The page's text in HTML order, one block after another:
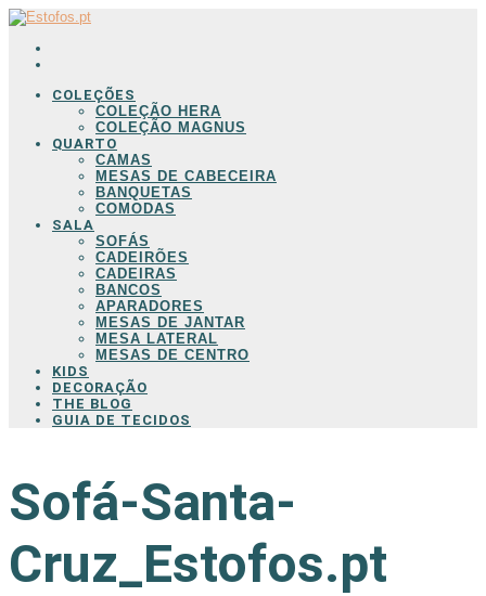
COLEÇÕES
COLEÇÃO HERA
COLEÇÃO MAGNUS
QUARTO
CAMAS
MESAS DE CABECEIRA
BANQUETAS
COMODAS
SALA
SOFÁS
CADEIRÕES
CADEIRAS
BANCOS
APARADORES
MESAS DE JANTAR
MESA LATERAL
MESAS DE CENTRO
KIDS
DECORAÇÃO
THE BLOG
GUIA DE TECIDOS
Sofá-Santa-
Cruz_Estofos.pt